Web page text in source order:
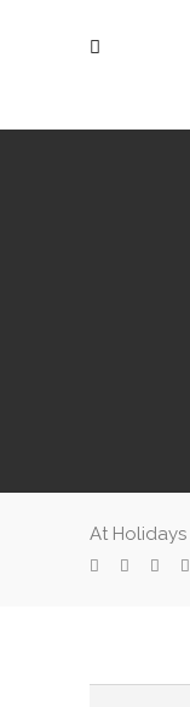
At Holidays